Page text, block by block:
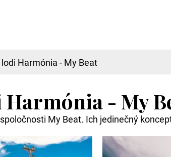
Harmónia - My Beat
- My
My Beat. Ich jedinečný